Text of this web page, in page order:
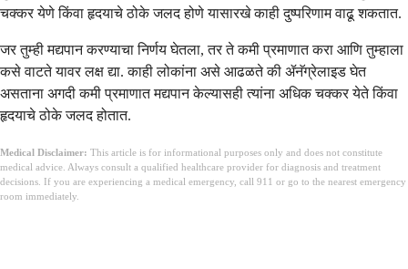
चक्कर येणे किंवा हृदयाचे ठोके जलद होणे यासारखे काही दुष्परिणाम वाढू शकतात.
जर तुम्ही मद्यपान करण्याचा निर्णय घेतला, तर ते कमी प्रमाणात करा आणि तुम्हाला
कसे वाटते यावर लक्ष द्या. काही लोकांना असे आढळते की ॲनॅग्रेलाइड घेत
असताना अगदी कमी प्रमाणात मद्यपान केल्यासही त्यांना अधिक चक्कर येते किंवा
हृदयाचे ठोके जलद होतात.
Medical Disclaimer: This article is for informational purposes only and does not constitute
medical advice. Always consult a qualified healthcare provider for diagnosis and treatment
decisions. If you are experiencing a medical emergency, call 911 or go to the nearest emergency
room immediately.